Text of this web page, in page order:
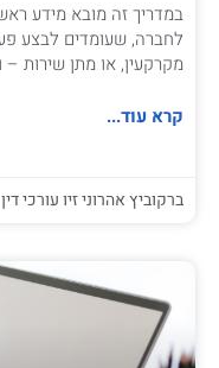
במדריך זה מובא מידע
לחברה, שעומדים לבצע
מקרקעין, או מתן שירות
קרא עוד...
ברקוביץ אהרוני זיו עורכי דין